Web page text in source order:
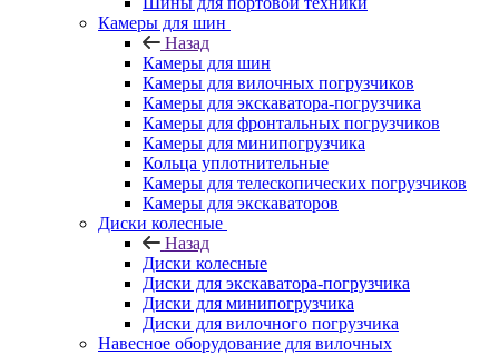
Камеры для шин
Назад
Камеры для шин
Камеры для вилочных погрузчиков
Камеры для экскаватора-погрузчика
Камеры для фронтальных погрузчиков
Камеры для минипогрузчика
Кольца уплотнительные
Камеры для телескопических погрузчиков
Камеры для экскаваторов
Диски колесные
Назад
Диски колесные
Диски для экскаватора-погрузчика
Диски для минипогрузчика
Диски для вилочного погрузчика
Навесное оборудование для вилочных